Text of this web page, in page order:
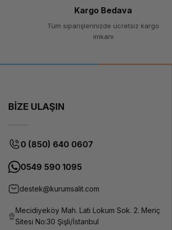
Kargo Bedava
Tüm siparişlerinizde ücretsiz kargo
imkanı
BİZE ULAŞIN
0 (850) 640 0607
0549 590 1095
destek@kurumsalit.com
Mecidiyeköy Mah. Lati Lokum Sok. 2. Meriç
Sitesi No:30 Şişli/İstanbul